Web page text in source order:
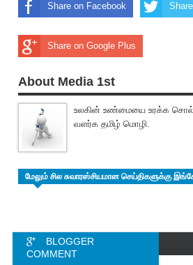
Share on Facebook
Share on Google Plus
About Media 1st
உலகின் உண்மையை உரக்க
வளர்க தமிழ் மொழி.
மேலும் சில சுவாரஸ்சியமான செய்திகளுக்கு
BLOGGER
COMMENT